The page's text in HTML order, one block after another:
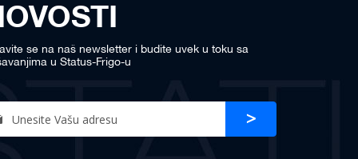
se na naš newsletter i budite uvek u toku sa
u Status-Frigo-u
Prijava